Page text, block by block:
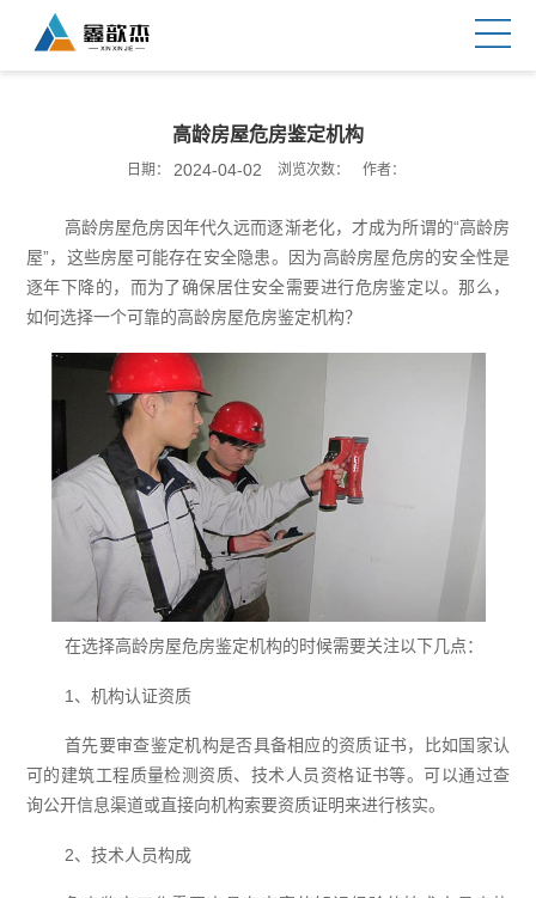
高龄房屋危房鉴定机构
日期： 2024-04-02 浏览次数： 作者：
高龄房屋危房因年代久远而逐渐老化，才成为所谓的“高龄房
屋”，这些房屋可能存在安全隐患。因为高龄房屋危房的安全性是
逐年下降的，而为了确保居住安全需要进行危房鉴定以。那么，
如何选择一个可靠的高龄房屋危房鉴定机构？
在选择高龄房屋危房鉴定机构的时候需要关注以下几点：
1、机构认证资质
首先要审查鉴定机构是否具备相应的资质证书，比如国家认
可的建筑工程质量检测资质、技术人员资格证书等。可以通过查
询公开信息渠道或直接向机构索要资质证明来进行核实。
2、技术人员构成